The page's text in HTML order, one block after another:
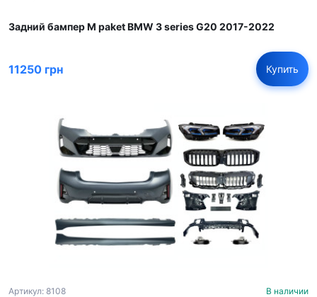
Задний бампер M paket BMW 3 series G20 2017-2022
11250 грн Купить
Артикул: 8108 В наличии